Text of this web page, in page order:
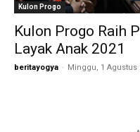
Kulon Progo
Kulon Progo Raih
Layak Anak 2021
beritayogya - Minggu, 1 Agustus